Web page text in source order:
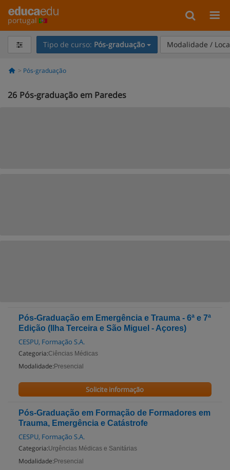
portugal
Tipo de curso: Pós-graduação Modalidade /
Pós-graduação
26 Pós-graduação em Paredes
Pós-Graduação em Emergência e Trauma - 6ª e 7ª
Edição (Ilha Terceira e São Miguel - Açores)
CESPU, Formação S.A.
Categoria:Ciências Médicas
Modalidade: Presencial
Solicite informação
Pós-Graduação em Formação de Formadores em
Trauma, Emergência e Catástrofe
CESPU, Formação S.A.
Categoria:Urgências Médicas e Sanitárias
Modalidade: Presencial